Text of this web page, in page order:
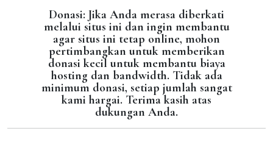
Donasi: Jika Anda merasa diberkati
melalui situs ini dan ingin membantu
agar situs ini tetap online, mohon
pertimbangkan untuk memberikan
donasi kecil untuk membantu biaya
hosting dan bandwidth. Tidak ada
minimum donasi, setiap jumlah sangat
kami hargai. Terima kasih atas
dukungan Anda.